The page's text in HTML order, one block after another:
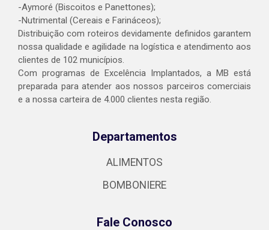
-Aymoré (Biscoitos e Panettones);
-Nutrimental (Cereais e Farináceos);
Distribuição com roteiros devidamente definidos garantem
nossa qualidade e agilidade na logística e atendimento aos
clientes de 102 municípios.
Com programas de Excelência Implantados, a MB está
preparada para atender aos nossos parceiros comerciais
e a nossa carteira de 4.000 clientes nesta região.
Departamentos
ALIMENTOS
BOMBONIERE
Fale Conosco